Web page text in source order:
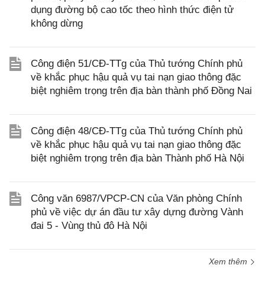
dụng đường bộ cao tốc theo hình thức điện tử
không dừng
Công điện 51/CĐ-TTg của Thủ tướng Chính phủ
về khắc phục hậu quả vụ tai nạn giao thông đặc
biệt nghiêm trọng trên địa bàn thành phố Đồng Nai
Công điện 48/CĐ-TTg của Thủ tướng Chính phủ
về khắc phục hậu quả vụ tai nạn giao thông đặc
biệt nghiêm trọng trên địa bàn Thành phố Hà Nội
Công văn 6987/VPCP-CN của Văn phòng Chính
phủ về việc dự án đầu tư xây dựng đường Vành
đai 5 - Vùng thủ đô Hà Nội
Xem thêm